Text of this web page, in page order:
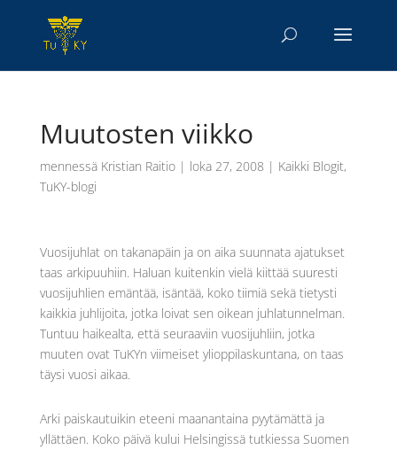
Muutosten viikko
mennessä Kristian Raitio| loka 27, 2008 | Kaikki Blogit,
TuKY-blogi
Vuosijuhlat on takanapäin ja on aika suunnata ajatukset
taas arkipuuhiin. Haluan kuitenkin vielä kiittää suuresti
vuosijuhlien emäntää, isäntää, koko tiimiä sekä tietysti
kaikkia juhlijoita, jotka loivat sen oikean juhlatunnelman.
Tuntuu haikealta, että seuraaviin vuosijuhliin, jotka
muuten ovat TuKYn viimeiset ylioppilaskuntana, on taas
täysi vuosi aikaa.
Arki paiskautuikin eteeni maanantaina pyytämättä ja
yllättäen. Koko päivä kului Helsingissä tutkiessa Suomen